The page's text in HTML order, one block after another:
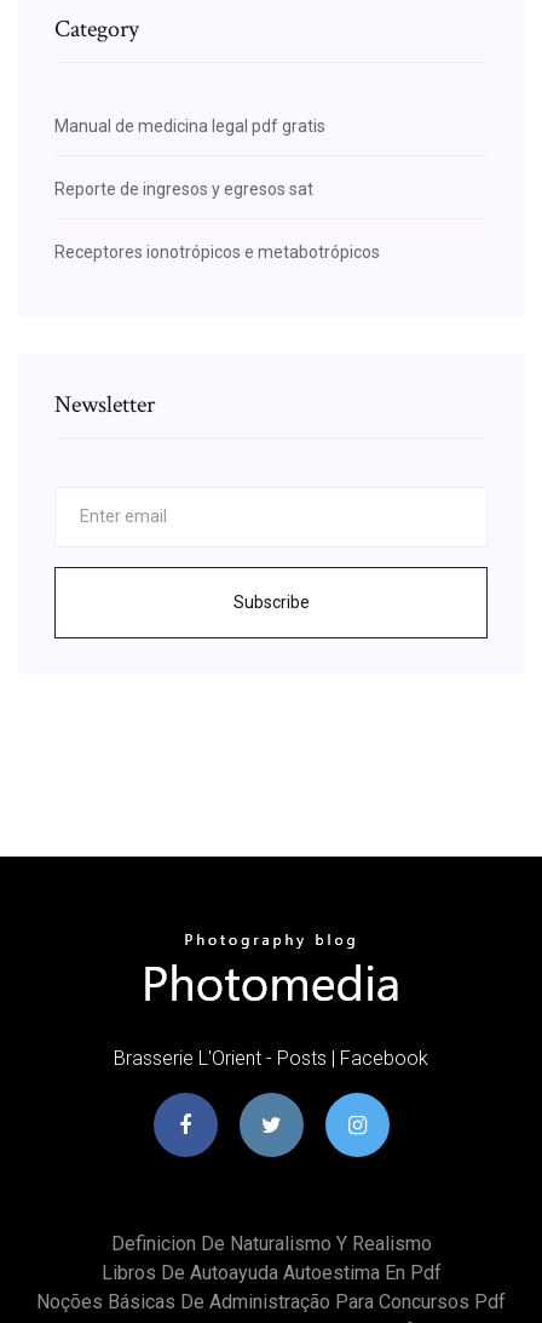
Category
Manual de medicina legal pdf gratis
Reporte de ingresos y egresos sat
Receptores ionotrópicos e metabotrópicos
Newsletter
Subscribe
Brasserie L'Orient - Posts | Facebook
Definicion De Naturalismo Y Realismo
Libros De Autoayuda Autoestima En Pdf
Noções Básicas De Administração Para Concursos Pdf